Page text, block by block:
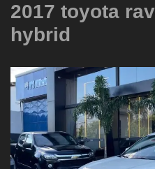
2017 toyota
hybrid